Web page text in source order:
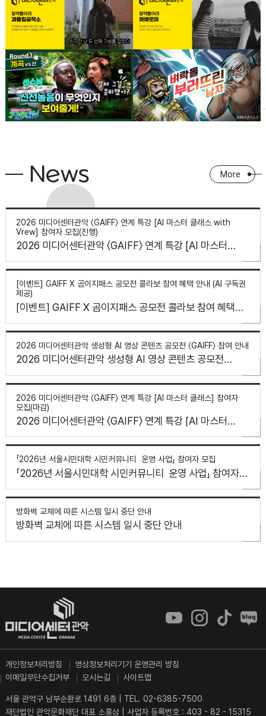
News
2026 미디어센터관악 〈GAIFF〉 연계 특강 [AI 마스터 클래스 with
Vrew] 참여자 모집(진행)
2026 미디어센터관악 〈GAIFF〉 연계 특강 [AI 마스터
[이벤트] GAIFF X 곰이지패스 공모전 콜라보 참여 혜택 안내 (AI 구독권
제공)
[이벤트] GAIFF X 곰이지패스 공모전 콜라보 참여 혜택
2026 미디어센터관악 생성형 AI 영상 콘텐츠 공모전 〈GAIFF〉 참여 안내
2026 미디어센터관악 생성형 AI 영상 콘텐츠 공모전
2026 미디어센터관악 〈GAIFF〉 연계 특강 [AI 마스터 클래스] 참여자
모집(마감)
2026 미디어센터관악 〈GAIFF〉 연계 특강 [AI 마스터
「2026년 서울시민대학 시민커뮤니티 운영 사업」 참여자 모집
「2026년 서울시민대학 시민커뮤니티 운영 사업」 참여자
방화벽 교체에 따른 시스템 일시 중단 안내
방화벽 교체에 따른 시스템 일시 중단 안내
More
개인정보처리방침
영상정보처리기기 운영관리 방침
이메일무단수집거부
오시는길 사이트맵
서울 관악구 남부순환로 1491 6층
TEL. 02-6385-7500
재단법인 관악문화재단 대표 소홍삼
사업자 등록번호 : 403 - 82 - 15315